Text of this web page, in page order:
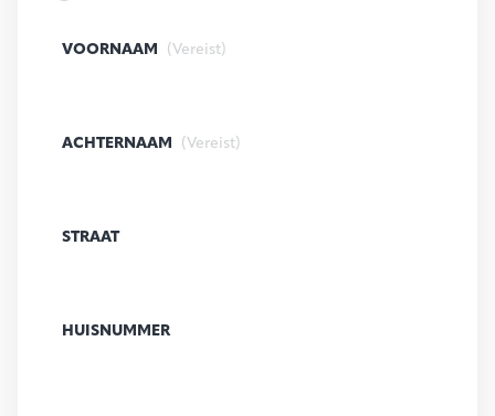
VOORNAAM (Vereist)
ACHTERNAAM (Vereist)
STRAAT
HUISNUMMER